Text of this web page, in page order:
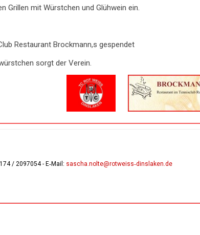
Grillen mit Würstchen und Glühwein ein.
Restaurant Brockmann,s gespendet
sorgt der Verein.
/ 2097054- E‑Mail: sascha.nolte@rotweiss‑dinslaken.de